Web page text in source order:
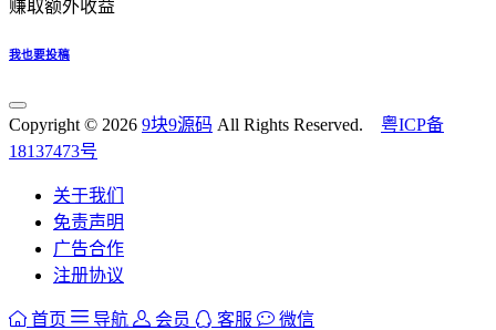
赚取额外收益
我也要投稿
Copyright © 2026 9块9源码 All Rights Reserved. 粤ICP备
18137473号
关于我们
免责声明
广告合作
注册协议
首页 导航 会员 客服
微信